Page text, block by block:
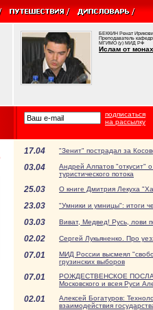
БЕККИН Ренат
Преподаватель
МГИМО (у) МИД РФ
Ислам от
подписаться
на рассылку
17.04 "Зенит" пострадал за
03.04
Андрей Алпатов "откусит"
туристического потока
25.03 О книге Дмитрия Лекуха
23.03 "Умники и умницы": итоги
03.03 Виват, Медвед! Русь, лови
02.02 Сергей Лукьяненко. Про
07.01
МИД России высмеял
грузинских выборов
07.01
РОЖДЕСТВЕНСКОЕ
Московского и всея Руси
02.01
Алексей Богатуров:
взаимодействия